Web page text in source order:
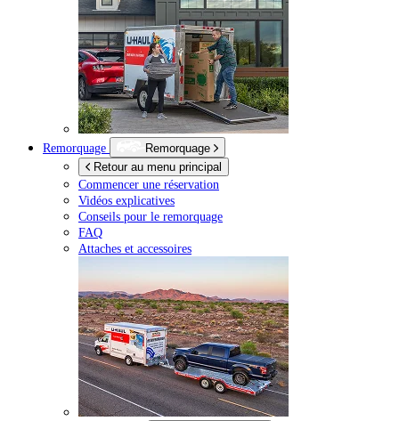
Remorquage
Remorquage
Retour au menu principal
Commencer une réservation
Vidéos explicatives
Conseils pour le remorquage
FAQ
Attaches et accessoires